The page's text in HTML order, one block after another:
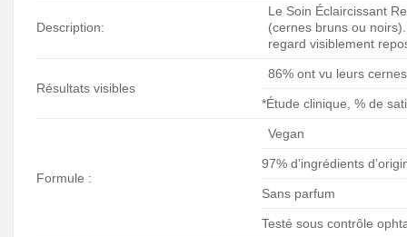
Description:
Le Soin Éclaircissant
(cernes bruns ou
regard visiblement
Résultats visibles
86% ont vu leurs
*Étude clinique, % de
Formule :
Vegan
97% d’ingrédients
Sans parfum
Testé sous contrôle